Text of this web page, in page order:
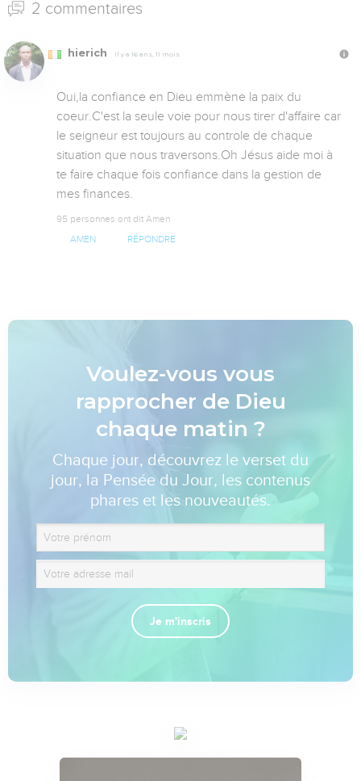
2 commentaires
hierich Il y a 16 ans, 11 mois
Oui,la confiance en Dieu emmène la paix du
coeur.C'est la seule voie pour nous tirer d'affaire car
le seigneur est toujours au controle de chaque
situation que nous traversons.Oh Jésus aide moi à
te faire chaque fois confiance dans la gestion de
mes finances.
95 personnes ont dit Amen
AMEN RÉPONDRE
Voulez-vous vous
rapprocher de Dieu
chaque matin ?
Chaque jour, découvrez le verset du
jour, la Pensée du Jour, les contenus
phares et les nouveautés.
Je m'inscris